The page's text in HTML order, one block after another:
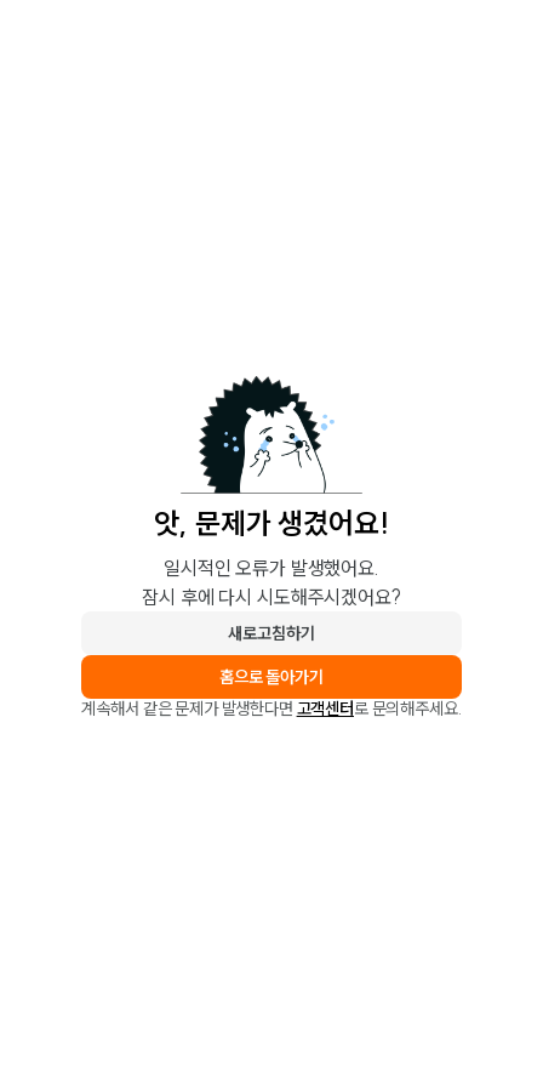
앗, 문제가 생겼어요!
일시적인 오류가 발생했어요.
잠시 후에 다시 시도해주시겠어요?
새로고침하기
홈으로 돌아가기
계속해서 같은 문제가 발생한다면 고객센터로 문의해주세요.